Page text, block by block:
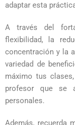
adaptar esta
A través del
flexibilidad, la
concentración y la
variedad de
máximo tus
profesor que se
personales.
Además, recuerda